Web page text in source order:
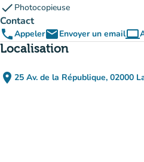
check Photocopieuse
Contact
phoneAppeleremailEnvoyer un emailcomputer
Localisation
place 25 Av. de la République, 02000
(ouvrir dans
(nouvel